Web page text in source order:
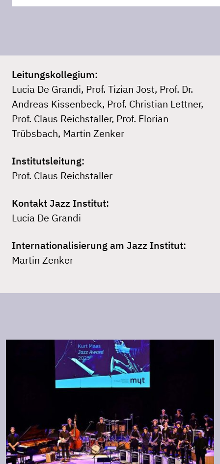
Leitungskollegium:
Lucia De Grandi, Prof. Tizian Jost, Prof. Dr.
Andreas Kissenbeck, Prof. Christian Lettner,
Prof. Claus Reichstaller, Prof. Florian
Trübsbach, Martin Zenker
Institutsleitung:
Prof. Claus Reichstaller
Kontakt Jazz Institut:
Lucia De Grandi
Internationalisierung am Jazz Institut:
Martin Zenker